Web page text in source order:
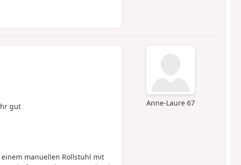
Anne-Laure 67
gut
manuellen Rollstuhl mit